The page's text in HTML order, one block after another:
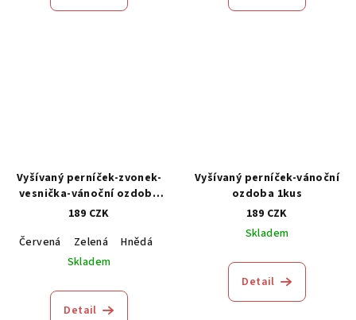
Vyšívaný perníček-zvonek-
vesnička-vánoční ozdoba
1kus
189 CZK
Červená
Zelená Hnědá
Skladem
Detail
Vyšívaný perníček-vánoční
ozdoba 1kus
189 CZK
Skladem
Detail